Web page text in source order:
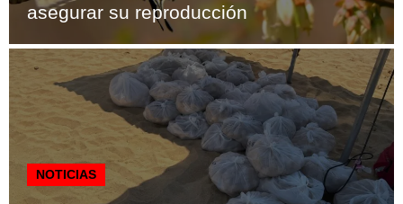
asegurar su reproducción
NOTICIAS